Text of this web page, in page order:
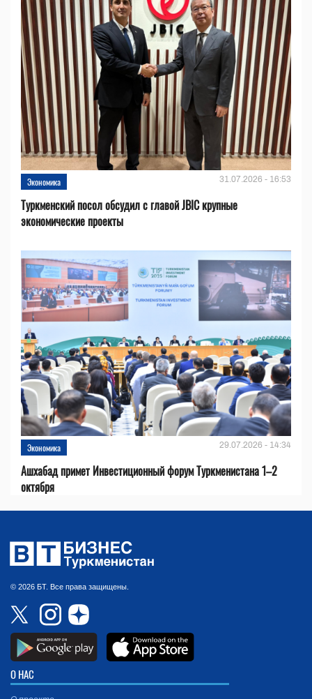
Экономика 31.07.2026 - 16:53
Туркменский посол обсудил с главой JBIC крупные
экономические проекты
Экономика 29.07.2026 - 14:34
Ашхабад примет Инвестиционный форум Туркменистана 1–2
октября
© 2026 БТ. Все права защищены.
О НАС